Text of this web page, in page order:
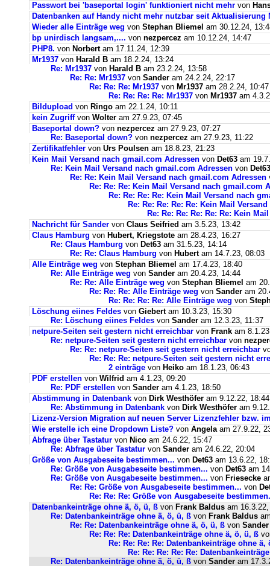
Passwort bei 'baseportal login' funktioniert nicht mehr von
Datenbanken auf Handy nicht mehr nutzbar seit Aktualisierung
Wieder alle Einträge weg von Stephan Bliemel am 30.12.24,
bp unirdisch langsam,.... von nezpercez am 10.12.24, 14:47
PHP8. von Norbertam 17.11.24, 12:39
Mr1937 von Harald B am 18.2.24, 13:24
Re: Mr1937 von Harald B am 23.2.24, 13:58
Re: Re: Mr1937 von Sander am 24.2.24, 22:17
Re: Re: Re: Mr1937 von Mr1937 am 28.2.24, 10:47
Re: Re: Re: Re: Mr1937 von Mr1937 am
Bildupload von Ringo am 22.1.24, 10:11
kein Zugriffvon Wolter am 27.9.23, 07:45
Baseportal down? von nezpercez am 27.9.23, 07:27
Re: Baseportal down? von nezpercez am 27.9.23, 11:22
Zertifikatfehler von Urs Poulsen am 18.8.23, 21:23
Kein Mail Versand nach gmail.com Adressen von Det63 am
Re: Kein Mail Versand nach gmail.com Adressen von Det63
Re: Re: Kein Mail Versand nach gmail.com Adressen
Re: Re: Re: Kein Mail Versand nach gmail.com
Re: Re: Re: Re: Kein Mail Versand nach
Re: Re: Re: Re: Re: Kein Mail
Re: Re: Re: Re: Re: Re: Kein
Nachricht für Sander von Claus Seifried am 3.5.23, 13:42
Claus Hamburg von Hubert, Kriegstote am 28.4.23, 16:27
Re: Claus Hamburg von Det63 am 31.5.23, 14:14
Re: Re: Claus Hamburg von Hubertam 14.7.23, 08:03
Alle Einträge weg von Stephan Bliemel am 17.4.23, 18:40
Re: Alle Einträge weg von Sander am 20.4.23, 14:44
Re: Re: Alle Einträge weg von Stephan Bliemel am
Re: Re: Re: Alle Einträge weg von Sander am
Re: Re: Re: Re: Alle Einträge weg von
Löschung eiines Feldes von Giebertam 10.3.23, 15:30
Re: Löschung eiines Feldes von Sander am 12.3.23, 11:37
netpure-Seiten seit gestern nicht erreichbar von Frank am
Re: netpure-Seiten seit gestern nicht erreichbar von
Re: Re: netpure-Seiten seit gestern nicht erreichbar
Re: Re: Re: netpure-Seiten seit gestern nicht
2 einträge von Heiko am 18.1.23, 06:43
PDF erstellen von Wilfrid am 4.1.23, 09:20
Re: PDF erstellen von Sander am 4.1.23, 18:50
Abstimmung in Datenbank von Dirk Westhöfer am 9.12.22, 18:44
Re: Abstimmung in Datenbank von Dirk Westhöfer am
Lizenz-Version Migration auf neuen Server Lizenzfehler bzw.
Wie erstelle ich eine Dropdown Liste? von Angela am 27.9.22,
Abfrage über Tastatur von Nico am 24.6.22, 15:47
Re: Abfrage über Tastatur von Sander am 24.6.22, 20:04
Größe von Ausgabeseite bestimmen... von Det63 am 13.6.22,
Re: Größe von Ausgabeseite bestimmen... von Det63 am
Re: Größe von Ausgabeseite bestimmen... von Friesecke
Re: Re: Größe von Ausgabeseite bestimmen... von
Re: Re: Re: Größe von Ausgabeseite
Datenbankeinträge ohne ä, ö, ü, ß von Frank Baldus am
Re: Datenbankeinträge ohne ä, ö, ü, ß von Frank Baldus
Re: Re: Datenbankeinträge ohne ä, ö, ü, ß von Sander
Re: Re: Re: Datenbankeinträge ohne ä, ö, ü, ß
Re: Re: Re: Re: Datenbankeinträge ohne ä,
Re: Re: Re: Re: Re:
Re: Datenbankeinträge ohne ä, ö, ü, ß von Sander am